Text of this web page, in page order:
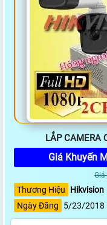
LẮP CAMERA
Giá Khuyến
Giá
Thương Hiệu
Hikvision
Ngày Đăng
5/23/2018